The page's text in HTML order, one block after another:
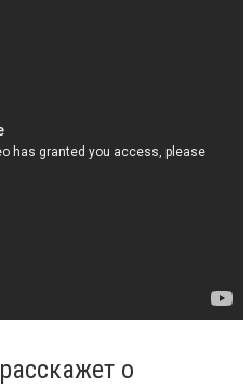
расскажет о